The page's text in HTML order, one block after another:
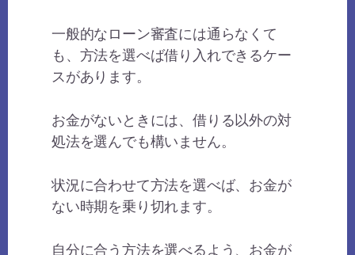
一般的なローン審査には通らなくて
も、方法を選べば借り入れできるケー
スがあります。
お金がないときには、借りる以外の対
処法を選んでも構いません。
状況に合わせて方法を選べば、お金が
ない時期を乗り切れます。
自分に合う方法を選べるよう、お金が